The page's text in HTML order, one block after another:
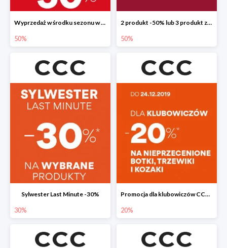
Wyprzedaż w środku sezonu w CCC do -50%
50%
2 produkt -50% lub 3 produkt za 1 grosz
50%
Sylwester Last Minute -30%
30%
Promocja dla klubowiczów CCC do -20%
20%